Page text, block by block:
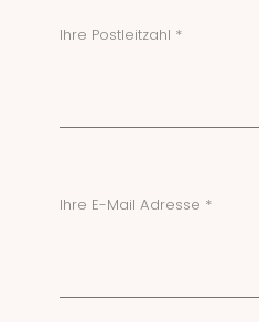
Ihre Postleitzahl *
Ihre E-Mail Adresse *